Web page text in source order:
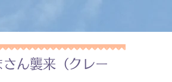
さん襲来（クレー